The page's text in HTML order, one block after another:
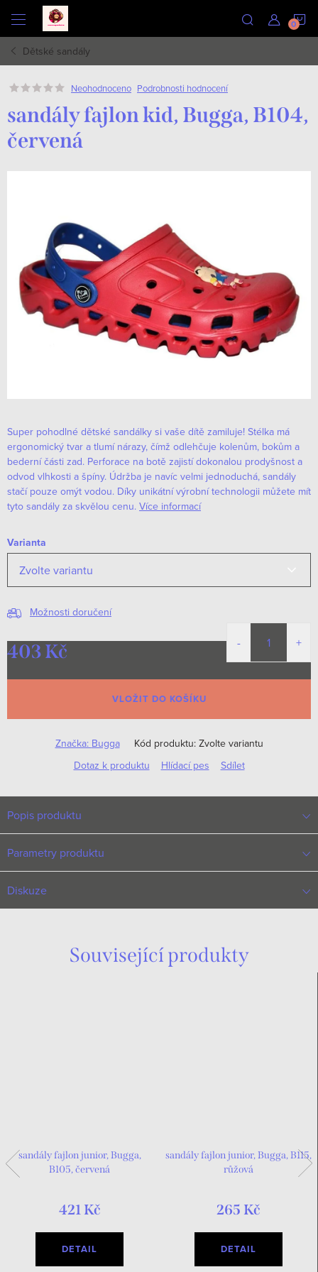
obsah
Dětské sandály
Neohodnoceno Podrobnosti hodnocení
sandály fajlon kid, Bugga, B104,
červená
Super pohodlné dětské sandálky si vaše dítě zamiluje! Stélka má
ergonomický tvar a tlumí nárazy, čímž odlehčuje kolenům, bokům a
bederní části zad. Perforace na botě zajistí dokonalou prodyšnost a
odvod vlhkosti a špíny. Údržba je navíc velmi jednoduchá, sandály
stačí pouze omýt vodou. Díky unikátní výrobní technologii můžete mít
tyto sandály za skvělou cenu. Více informací
Varianta
Možnosti doručení
403 Kč
cena:
VLOŽIT DO KOŠÍKU
Značka: Bugga Kód produktu: Zvolte variantu
Dotaz k produktu
Hlídací pes Sdílet
Popis produktu
Parametry produktu
Diskuze
Související produkty
sandály fajlon junior, Bugga,
B105, červená
421 Kč
DETAIL
sandály fajlon junior, Bugga, B115,
růžová
265 Kč
DETAIL